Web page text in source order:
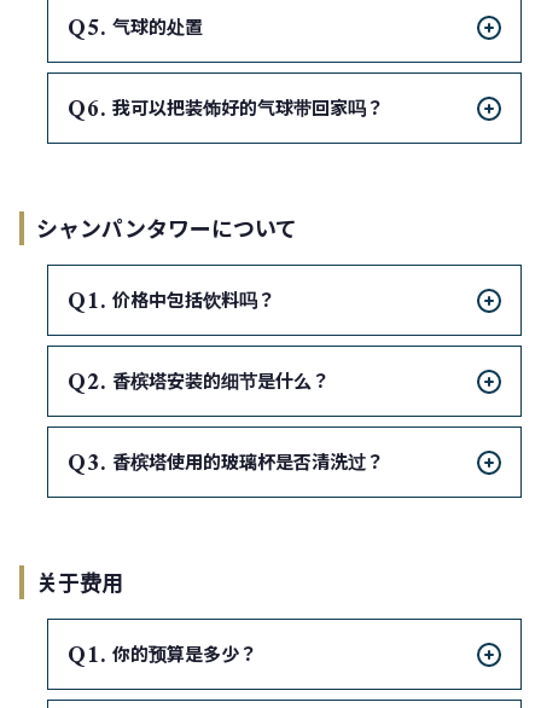
Q 气球的处置
Q 我可以把装饰好的气球带回家吗？
シャンパンタワーについて
Q 价格中包括饮料吗？
Q 香槟塔安装的细节是什么？
Q 香槟塔使用的玻璃杯是否清洗过？
关于费用
Q 你的预算是多少？